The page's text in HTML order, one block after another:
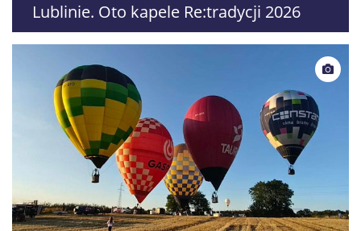
Lublinie. Oto kapele Re:tradycji 2026